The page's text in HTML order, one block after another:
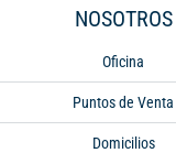
NOSOTROS
Oficina
Puntos de Venta
Domicilios